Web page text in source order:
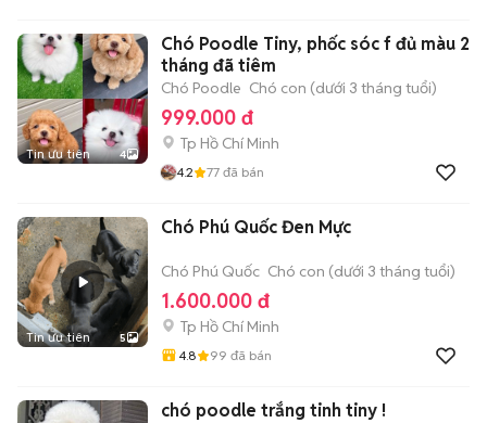
Tin ưu tiên 4
Chó Poodle Tiny, phốc sóc f đủ màu 2
tháng đã tiêm
Chó Poodle Chó con (dưới 3 tháng tuổi)
999.000 đ
Tp Hồ Chí Minh
4.2 77 đã bán
Tin ưu tiên 5
Chó Phú Quốc Đen Mực
Chó Phú Quốc Chó con (dưới 3 tháng tuổi)
1.600.000 đ
Tp Hồ Chí Minh
4.8 99 đã bán
chó poodle trắng tinh tiny !